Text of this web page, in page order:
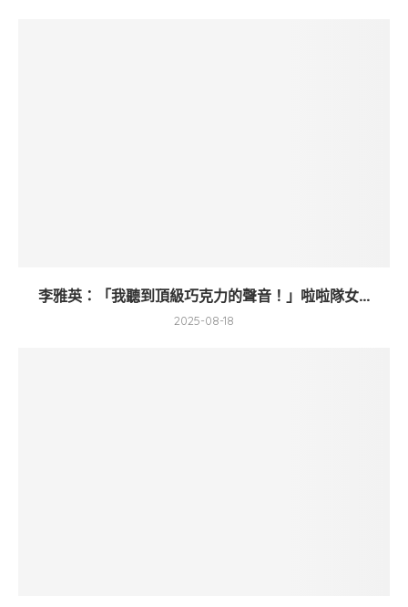
李雅英：「我聽到頂級巧克力的聲音！」啦啦隊女...
2025-08-18